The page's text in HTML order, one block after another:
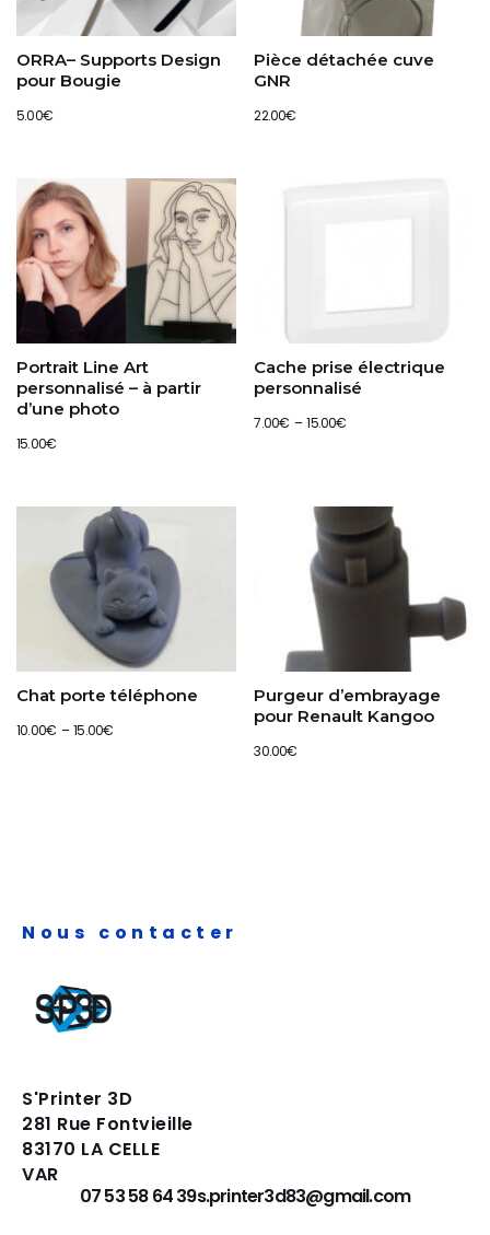
ORRA– Supports Design
pour Bougie
5.00€
Pièce détachée cuve
GNR
22.00€
Portrait Line Art
personnalisé – à partir
d’une photo
15.00€
Cache prise électrique
personnalisé
7.00€ – 15.00€
Chat porte téléphone
10.00€ –15.00€
Purgeur d’embrayage
pour Renault Kangoo
30.00€
Nous contacter
S'Printer 3D
281 Rue Fontvieille
83170 LA CELLE
VAR
07 53 58 64 39s.printer3d83@gmail.com